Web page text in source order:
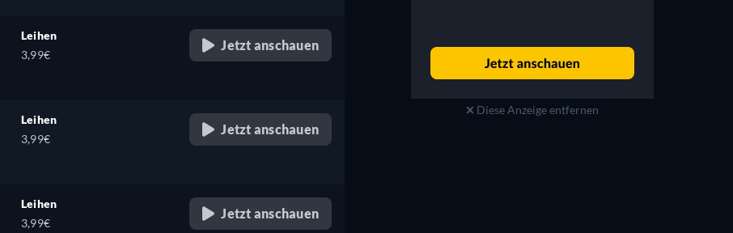
Leihen
3,99€
Jetzt anschauen
Leihen
3,99€
Jetzt anschauen
Leihen
3,99€
Jetzt anschauen
Diese Anzeige entfernen